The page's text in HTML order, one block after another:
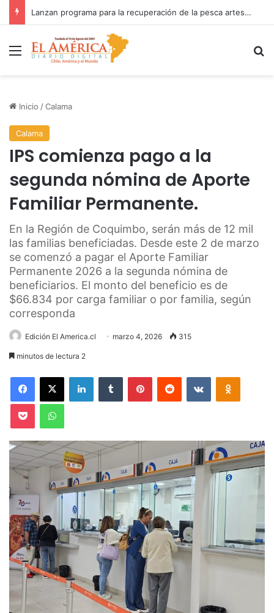
Fiscalía investiga accidente con resultado de muerte en faena minera
Menú
Inicio /Calama
Calama
IPS comienza pago a la
segunda nómina de Aporte
Familiar Permanente.
En la Región de Coquimbo, serán más de 12 mil
las familias beneficiadas. Desde este 2 de marzo
se comenzó a pagar el Aporte Familiar
Permanente 2026 a la segunda nómina de
beneficiarios. El monto del beneficio es de
$66.834 por carga familiar o por familia, según
corresponda
Edición El America.cl marzo 4, 2026 315
minutos de lectura 2
Facebook
X LinkedInTumblr PinterestReddit VKontakte
Pocket WhatsApp